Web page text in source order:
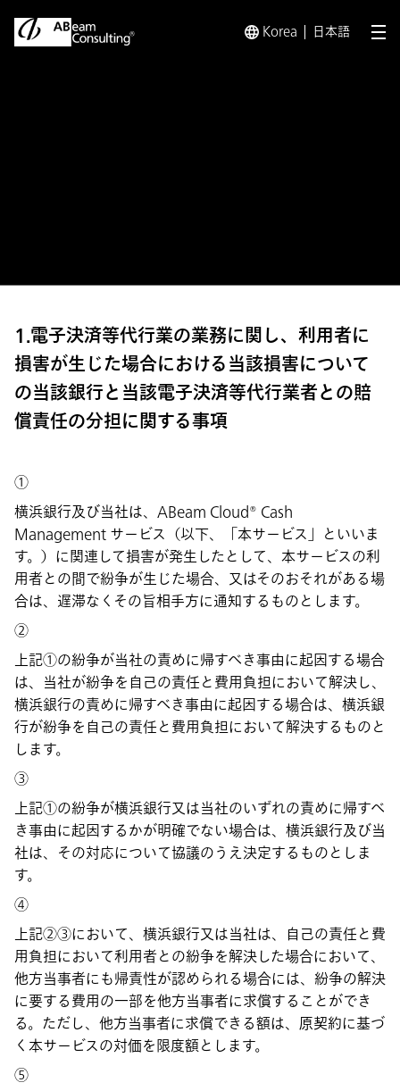
Korea 日本語 メ
1.電子決済等代行業の業務に関し、利用者に
損害が生じた場合における当該損害について
の当該銀行と当該電子決済等代行業者との賠
償責任の分担に関する事項
①
横浜銀行及び当社は、ABeam Cloud® Cash
Management サービス（以下、「本サービス」といいま
す。）に関連して損害が発生したとして、本サービスの利
用者との間で紛争が生じた場合、又はそのおそれがある場
合は、遅滞なくその旨相手方に通知するものとします。
②
上記①の紛争が当社の責めに帰すべき事由に起因する場合
は、当社が紛争を自己の責任と費用負担において解決し、
横浜銀行の責めに帰すべき事由に起因する場合は、横浜銀
行が紛争を自己の責任と費用負担において解決するものと
します。
③
上記①の紛争が横浜銀行又は当社のいずれの責めに帰すべ
き事由に起因するかが明確でない場合は、横浜銀行及び当
社は、その対応について協議のうえ決定するものとしま
す。
④
上記②③において、横浜銀行又は当社は、自己の責任と費
用負担において利用者との紛争を解決した場合において、
他方当事者にも帰責性が認められる場合には、紛争の解決
に要する費用の一部を他方当事者に求償することができ
る。ただし、他方当事者に求償できる額は、原契約に基づ
く本サービスの対価を限度額とします。
⑤